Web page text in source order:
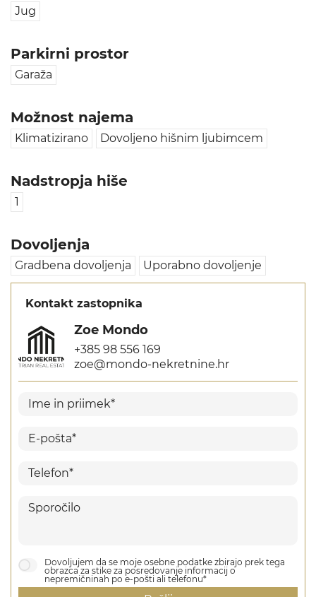
Jug
Parkirni prostor
Garaža
Možnost najema
Klimatizirano Dovoljeno hišnim ljubimcem
Nadstropja hiše
1
Dovoljenja
Gradbena dovoljenja Uporabno dovoljenje
Kontakt zastopnika
Zoe Mondo
+385 98 556 169
zoe@mondo-nekretnine.hr
Dovoljujem da se moje osebne podatke zbirajo prek tega
obrazca za stike za posredovanje informacij o
nepremičninah po e-pošti ali telefonu*